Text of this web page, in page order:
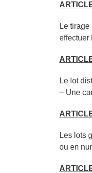
Le
effectuer
Le lot
– Une
Les lots
ou en